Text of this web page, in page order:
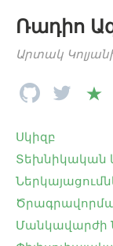
Ռադիո
Արտակ
Սկիզբ
Տեխնիկական
Մանկավարժի